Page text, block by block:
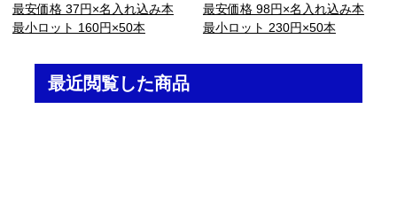
最安価格 37円×名入れ込み本
最小ロット 160円×50本
最安価格 98円×名入れ込み本
最小ロット 230円×50本
最近閲覧した商品